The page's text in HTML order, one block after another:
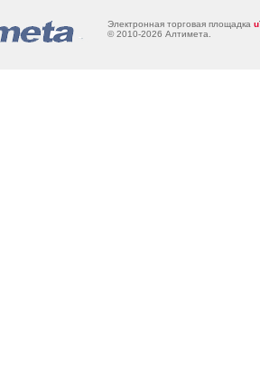
Электронная торговая площадка u
© 2010-2026 Алтимета